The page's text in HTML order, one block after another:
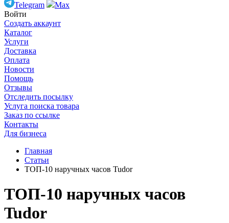
Telegram
Max
Войти
Создать аккаунт
Каталог
Услуги
Доставка
Оплата
Новости
Помощь
Отзывы
Отследить посылку
Услуга поиска товара
Заказ по ссылке
Контакты
Для бизнеса
Главная
Статьи
ТОП-10 наручных часов Tudor
ТОП-10 наручных часов
Tudor